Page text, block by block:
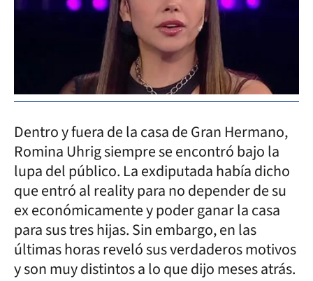
Dentro y fuera de la casa de Gran Hermano,
Romina Uhrig siempre se encontró bajo la
lupa del público. La exdiputada había dicho
que entró al reality para no depender de su
ex económicamente y poder ganar la casa
para sus tres hijas. Sin embargo, en las
últimas horas reveló sus verdaderos motivos
y son muy distintos a lo que dijo meses atrás.